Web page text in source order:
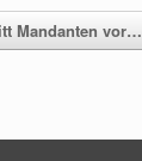
Mandanten vor…